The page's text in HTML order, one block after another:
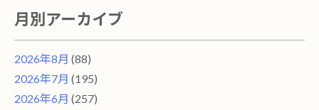
月別アーカイブ
2026年8月 (88)
2026年7月 (195)
2026年6月 (257)